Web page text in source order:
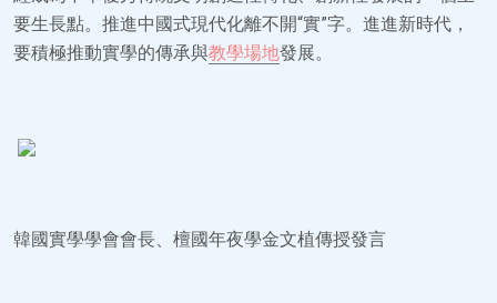
要生長點。推進中國式現代化離不開“實”字。進進新時代，
要積極推動實學的傳承與教學場地發展。
韓國實學學會會長、檀國年夜學金文植傳授發言